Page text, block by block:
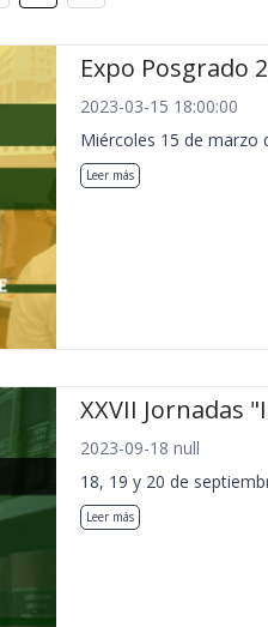
Expo Posgrado
2023-03-15 18:00:00
Miércoles 15 de marzo
Leer más
XXVII Jornadas
2023-09-18 null
18, 19 y 20 de
Leer más